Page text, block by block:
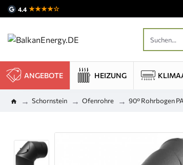
4.4 ★★★★☆
ANGEBOTE HEIZUNG
Schornstein Ofenrohre 90° Rohrbogen